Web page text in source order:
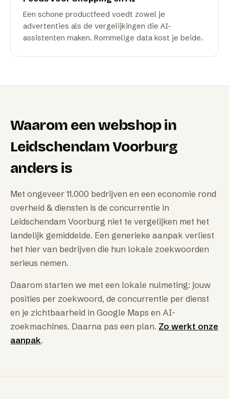
Een schone productfeed voedt zowel je
advertenties als de vergelijkingen die AI-
assistenten maken. Rommelige data kost je beide.
Waarom een webshopin
Leidschendam Voorburg
anders is
Met ongeveer 11.000 bedrijven en een economie rond
overheid & diensten is de concurrentie in
Leidschendam Voorburg niet te vergelijken met het
landelijk gemiddelde. Een generieke aanpak verliest
het hier van bedrijven die hun lokale zoekwoorden
serieus nemen.
Daarom starten we met een lokale nulmeting: jouw
posities per zoekwoord, de concurrentie per dienst
en je zichtbaarheid in Google Maps en AI-
zoekmachines. Daarna pas een plan. Zo werkt onze
aanpak.